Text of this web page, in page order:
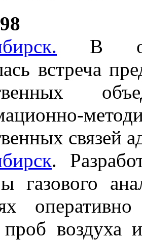
В
встреча
связей
.
газового
проб воздуха